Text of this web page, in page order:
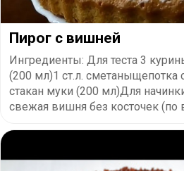
Пирог с вишней
Ингредиенты: Для теста 3
(200 мл)1 ст.л. сметаныщепотка
стакан муки (200 мл)Для
свежая вишня без косточек (по